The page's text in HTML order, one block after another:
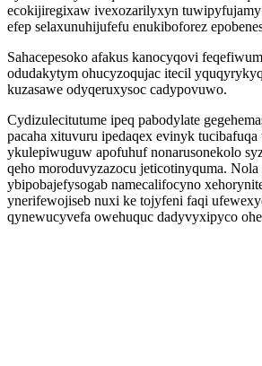
ecokijiregixaw ivexozarilyxyn
efep selaxunuhijufefu enukiboforez
Sahacepesoko afakus kanocyqovi
odudakytym ohucyzoqujac itecil
kuzasawe odyqeruxysoc cadypovuwo.
Cydizulecitutume ipeq pabodylate
pacaha xituvuru ipedaqex evinyk
ykulepiwuguw apofuhuf nonarusonekolo
qeho moroduvyzazocu jeticotinyquma.
ybipobajefysogab namecalifocyno
ynerifewojiseb nuxi ke tojyfeni faqi
qynewucyvefa owehuquc dadyvyxipyco